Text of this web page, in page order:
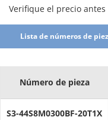
Verifique el precio
Lista de números de
Número de pieza
S3-44S8M0300BF-20T1X